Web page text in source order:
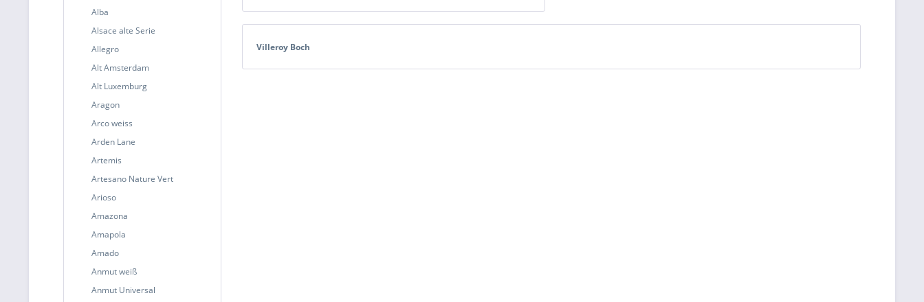
Alba
Alsace alte Serie
Allegro
Alt Amsterdam
Alt Luxemburg
Aragon
Arco weiss
Arden Lane
Artemis
Artesano Nature Vert
Arioso
Amazona
Amapola
Amado
Anmut weiß
Anmut Universal
Villeroy Boch